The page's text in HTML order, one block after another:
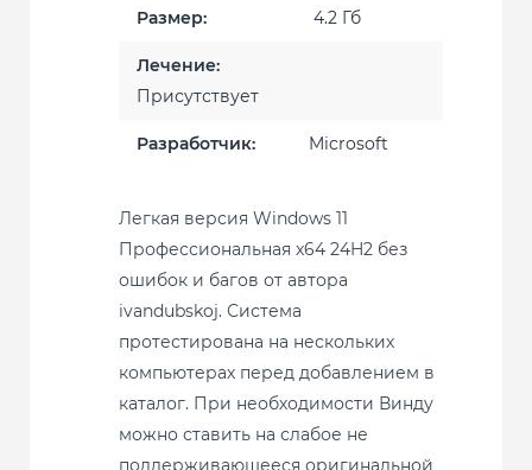
Размер: 4.2 Гб
Лечение:
Присутствует
Разработчик: Microsoft
Легкая версия Windows 11
Профессиональная x64 24H2 без
ошибок и багов от автора
ivandubskoj. Система
протестирована на нескольких
компьютерах перед добавлением в
каталог. При необходимости Винду
можно ставить на слабое не
поддерживающееся оригинальной